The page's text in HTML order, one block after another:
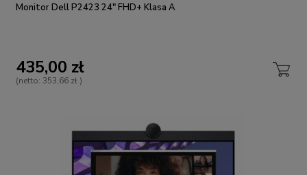
Monitor Dell P2423 24" FHD+ Klasa A
435,00 zł
(netto: 353,66 zł )